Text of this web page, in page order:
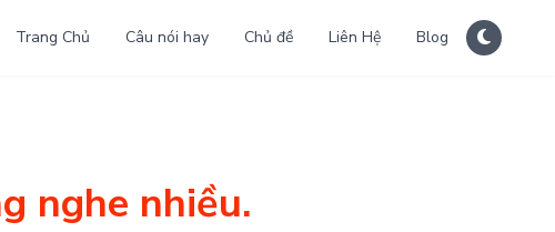
Trang Chủ Câu nói hay Chủ đề Liên Hệ Blog
nghe nhiều.